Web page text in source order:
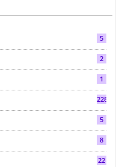
5
2
1
2286
5
8
22